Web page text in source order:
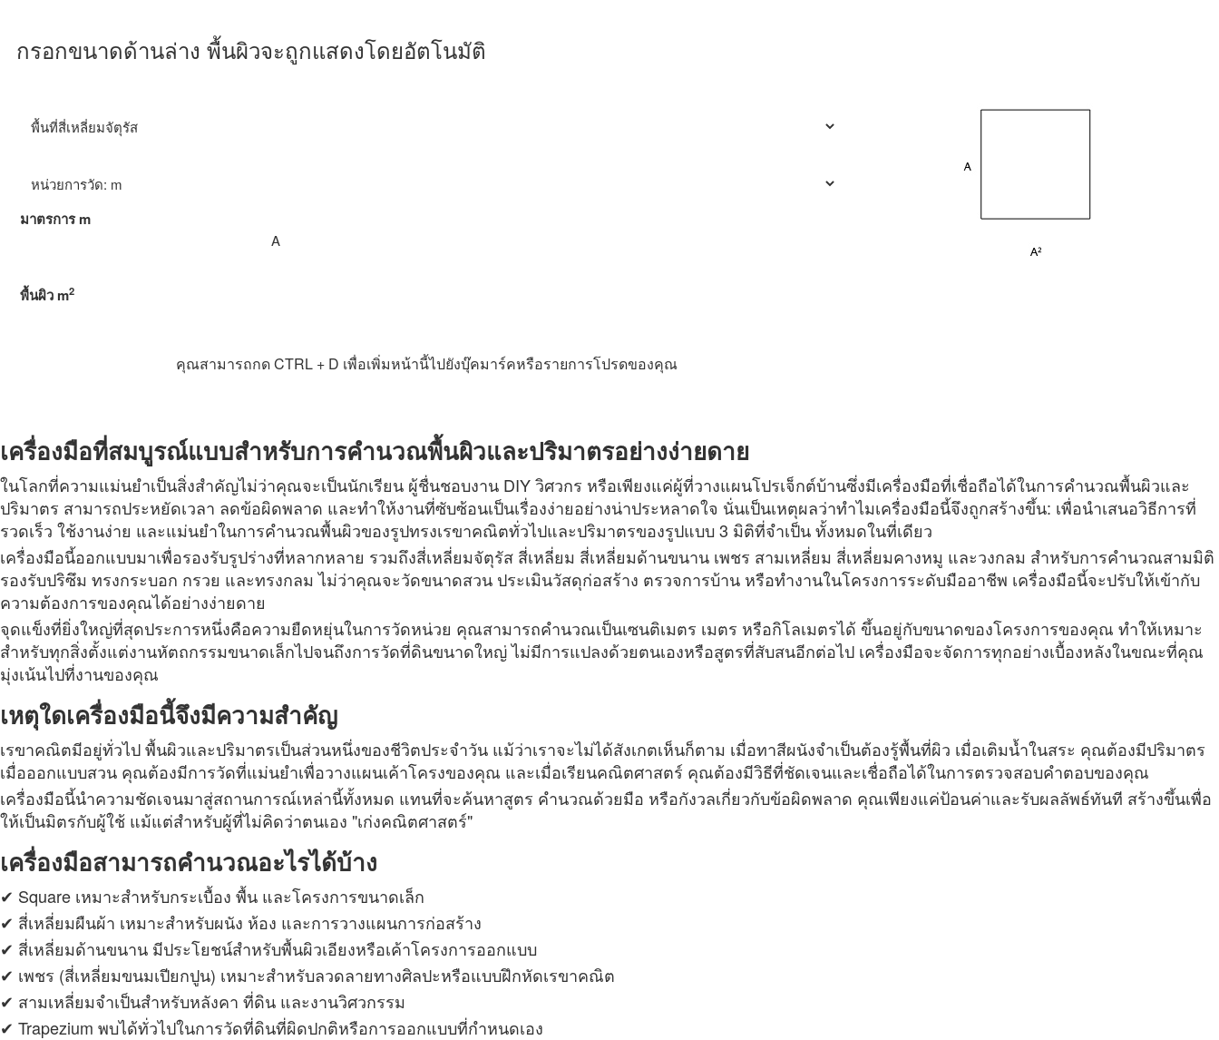
กรอกขนาดด้านล่าง พื้นผิวจะถูกแสดงโดยอัตโนมัติ
มาตรการm
พื้นผิว m2
คุณสามารถกด CTRL + D เพื่อเพิ่มหน้านี้ไปยังบุ๊คมาร์คหรือรายการโปรดของคุณ
เครื่องมือที่สมบูรณ์แบบสำหรับการคำนวณพื้นผิวและปริมาตรอย่างง่ายดาย
ในโลกที่ความแม่นยำเป็นสิ่งสำคัญไม่ว่าคุณจะเป็นนักเรียน ผู้ชื่นชอบงาน DIY วิศวกร หรือเพียงแค่ผู้ที่วางแผนโปรเจ็กต์บ้านซึ่งมีเครื่องมือที่เชื่อถือได้ในการคำนวณพื้นผิวและ
ปริมาตร สามารถประหยัดเวลา ลดข้อผิดพลาด และทำให้งานที่ซับซ้อนเป็นเรื่องง่ายอย่างน่าประหลาดใจ นั่นเป็นเหตุผลว่าทำไมเครื่องมือนี้จึงถูกสร้างขึ้น: เพื่อนำเสนอวิธีการที่
รวดเร็ว ใช้งานง่าย และแม่นยำในการคำนวณพื้นผิวของรูปทรงเรขาคณิตทั่วไปและปริมาตรของรูปแบบ 3 มิติที่จำเป็น ทั้งหมดในที่เดียว
เครื่องมือนี้ออกแบบมาเพื่อรองรับรูปร่างที่หลากหลาย รวมถึงสี่เหลี่ยมจัตุรัส สี่เหลี่ยม สี่เหลี่ยมด้านขนาน เพชร สามเหลี่ยม สี่เหลี่ยมคางหมู และวงกลม สำหรับการคำนวณสามมิติ
รองรับปริซึม ทรงกระบอก กรวย และทรงกลม ไม่ว่าคุณจะวัดขนาดสวน ประเมินวัสดุก่อสร้าง ตรวจการบ้าน หรือทำงานในโครงการระดับมืออาชีพ เครื่องมือนี้จะปรับให้เข้ากับ
ความต้องการของคุณได้อย่างง่ายดาย
จุดแข็งที่ยิ่งใหญ่ที่สุดประการหนึ่งคือความยืดหยุ่นในการวัดหน่วย คุณสามารถคำนวณเป็นเซนติเมตร เมตร หรือกิโลเมตรได้ ขึ้นอยู่กับขนาดของโครงการของคุณ ทำให้เหมาะ
สำหรับทุกสิ่งตั้งแต่งานหัตถกรรมขนาดเล็กไปจนถึงการวัดที่ดินขนาดใหญ่ ไม่มีการแปลงด้วยตนเองหรือสูตรที่สับสนอีกต่อไป เครื่องมือจะจัดการทุกอย่างเบื้องหลังในขณะที่คุณ
มุ่งเน้นไปที่งานของคุณ
เหตุใดเครื่องมือนี้จึงมีความสำคัญ
เรขาคณิตมีอยู่ทั่วไป พื้นผิวและปริมาตรเป็นส่วนหนึ่งของชีวิตประจำวัน แม้ว่าเราจะไม่ได้สังเกตเห็นก็ตาม เมื่อทาสีผนังจำเป็นต้องรู้พื้นที่ผิว เมื่อเติมน้ำในสระ คุณต้องมีปริมาตร
เมื่อออกแบบสวน คุณต้องมีการวัดที่แม่นยำเพื่อวางแผนเค้าโครงของคุณ และเมื่อเรียนคณิตศาสตร์ คุณต้องมีวิธีที่ชัดเจนและเชื่อถือได้ในการตรวจสอบคำตอบของคุณ
เครื่องมือนี้นำความชัดเจนมาสู่สถานการณ์เหล่านี้ทั้งหมด แทนที่จะค้นหาสูตร คำนวณด้วยมือ หรือกังวลเกี่ยวกับข้อผิดพลาด คุณเพียงแค่ป้อนค่าและรับผลลัพธ์ทันที สร้างขึ้นเพื่อ
ให้เป็นมิตรกับผู้ใช้ แม้แต่สำหรับผู้ที่ไม่คิดว่าตนเอง "เก่งคณิตศาสตร์"
เครื่องมือสามารถคำนวณอะไรได้บ้าง
✔ Square เหมาะสำหรับกระเบื้อง พื้น และโครงการขนาดเล็ก
✔ สี่เหลี่ยมผืนผ้า เหมาะสำหรับผนัง ห้อง และการวางแผนการก่อสร้าง
✔ สี่เหลี่ยมด้านขนาน มีประโยชน์สำหรับพื้นผิวเอียงหรือเค้าโครงการออกแบบ
✔ เพชร (สี่เหลี่ยมขนมเปียกปูน) เหมาะสำหรับลวดลายทางศิลปะหรือแบบฝึกหัดเรขาคณิต
✔ สามเหลี่ยมจำเป็นสำหรับหลังคา ที่ดิน และงานวิศวกรรม
✔ Trapezium พบได้ทั่วไปในการวัดที่ดินที่ผิดปกติหรือการออกแบบที่กำหนดเอง